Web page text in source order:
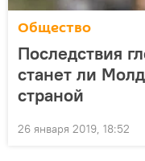
Общество
Последствия
станет ли
страной
26 января 2019, 18:52